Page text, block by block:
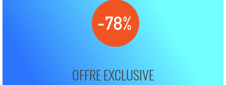
OFFRE EXCLUSIVE